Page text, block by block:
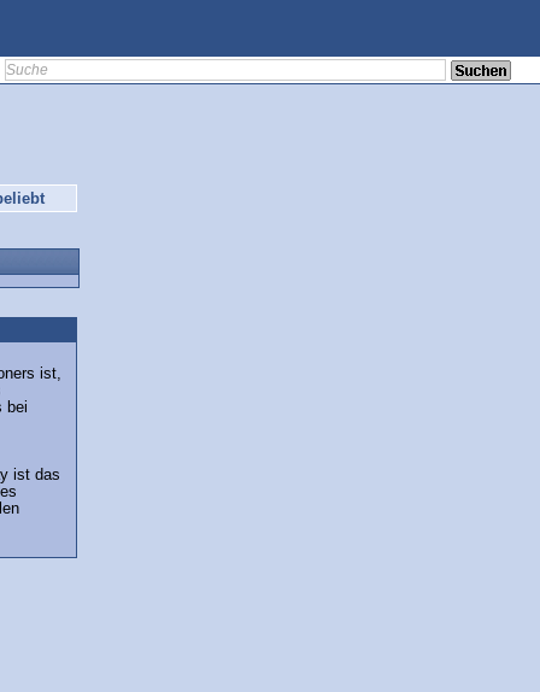
ist,
bei
ist das